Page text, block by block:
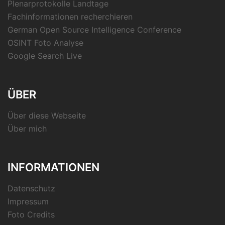
Plenarprotokolle Landtage
Fachinformationen recherchieren
German Open Source Intelligence Conference
OSINT Foto Analyse
Google Search Live
ÜBER
Über diese Webseite
Über mich
INFORMATIONEN
Datenschutz
Impressum
Foto Credits